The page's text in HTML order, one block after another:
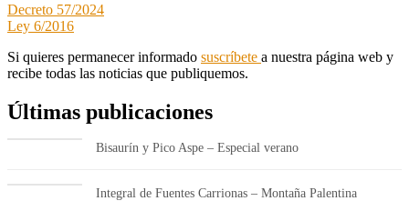
Decreto 57/2024
Ley 6/2016
Si quieres permanecer informado suscríbete a nuestra página web y
recibe todas las noticias que publiquemos.
Últimas publicaciones
Bisaurín y Pico Aspe – Especial verano
Integral de Fuentes Carrionas – Montaña Palentina